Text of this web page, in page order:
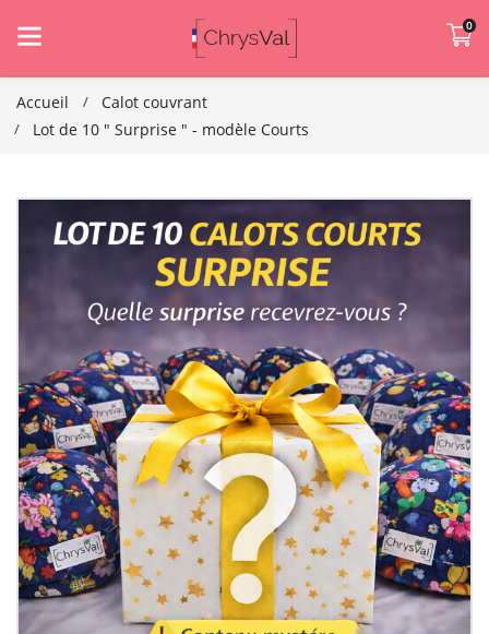
0
Accueil
Calot couvrant
Lot de 10 " Surprise " - modèle Courts